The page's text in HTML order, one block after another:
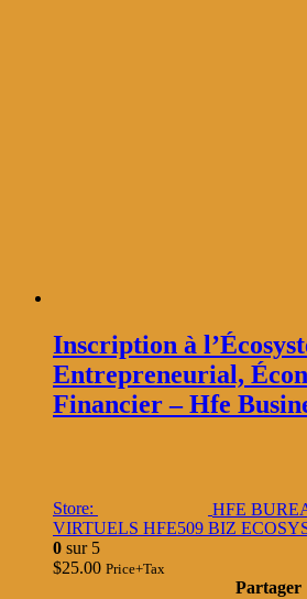
Inscription à
Entrepreneurial,
Financier – Hfe
Store:
HFE
VIRTUELS HFE509 BIZ
0 sur 5
$25.00 Price+Tax
Partager